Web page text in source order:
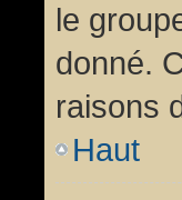
le
donné.
raisons
Haut